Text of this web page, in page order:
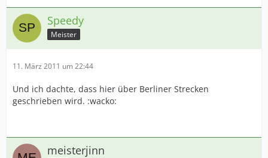
Speedy
Meister
11. März 2011 um 22:44
Und ich dachte, dass hier über Berliner Strecken
geschrieben wird. :wacko:
meisterjinn